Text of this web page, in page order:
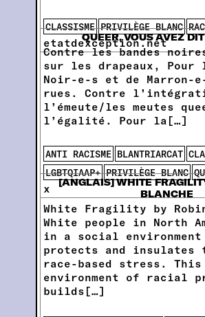
CLASSISME PRIVILÈGE BLANC
etatdexception.net
QUEER, VOUS AVEZ
Contre les bandes
sur les drapeaux, Pour
Noir-e-s et de Marron-
rues. Contre
l’émeute/les meutes
l’égalité. Pour la[…]
ANTI RACISME BLANTRIARCAT
LGBTQIAAP+ PRIVILÈGE BLANC
x
[ANGLAIS] WHITE
BLANCHE
White Fragility by
White people in North
in a social
protects and insulates
race-based stress.
environment of racial
builds[…]